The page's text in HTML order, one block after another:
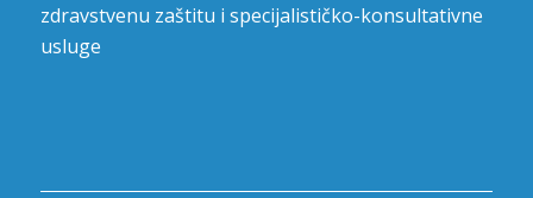
zdravstvenu zaštitu i specijalističko-konsultativne
usluge